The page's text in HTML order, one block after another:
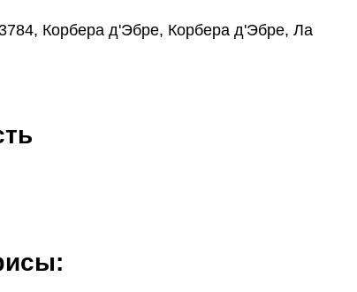
Корбера д'Эбре, Корбера д'Эбре, Ла